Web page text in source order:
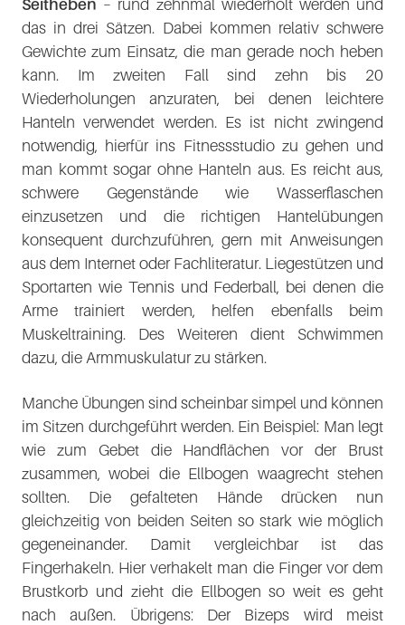
Seitheben – rund zehnmal wiederholt werden und
das in drei Sätzen. Dabei kommen relativ schwere
Gewichte zum Einsatz, die man gerade noch heben
kann. Im zweiten Fall sind zehn bis 20
Wiederholungen anzuraten, bei denen leichtere
Hanteln verwendet werden. Es ist nicht zwingend
notwendig, hierfür ins Fitnessstudio zu gehen und
man kommt sogar ohne Hanteln aus. Es reicht aus,
schwere Gegenstände wie Wasserflaschen
einzusetzen und die richtigen Hantelübungen
konsequent durchzuführen, gern mit Anweisungen
aus dem Internet oder Fachliteratur. Liegestützen und
Sportarten wie Tennis und Federball, bei denen die
Arme trainiert werden, helfen ebenfalls beim
Muskeltraining. Des Weiteren dient Schwimmen
dazu, die Armmuskulatur zu stärken.
Manche Übungen sind scheinbar simpel und können
im Sitzen durchgeführt werden. Ein Beispiel: Man legt
wie zum Gebet die Handflächen vor der Brust
zusammen, wobei die Ellbogen waagrecht stehen
sollten. Die gefalteten Hände drücken nun
gleichzeitig von beiden Seiten so stark wie möglich
gegeneinander. Damit vergleichbar ist das
Fingerhakeln. Hier verhakelt man die Finger vor dem
Brustkorb und zieht die Ellbogen so weit es geht
nach außen. Übrigens: Der Bizeps wird meist